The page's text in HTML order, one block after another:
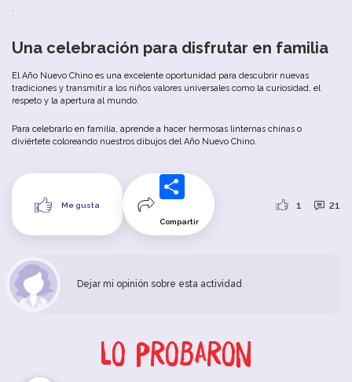
.
Una celebración para disfrutar en familia
El Año Nuevo Chino es una excelente oportunidad para descubrir nuevas
tradiciones y transmitir a los niños valores universales como la curiosidad, el
respeto y la apertura al mundo.
Para celebrarlo en familia, aprende a hacer hermosas linternas chinas o
diviértete coloreando nuestros dibujos del Año Nuevo Chino.
Me gusta
Compartir
1 21
Dejar mi opinión sobre esta actividad
Lo probaron